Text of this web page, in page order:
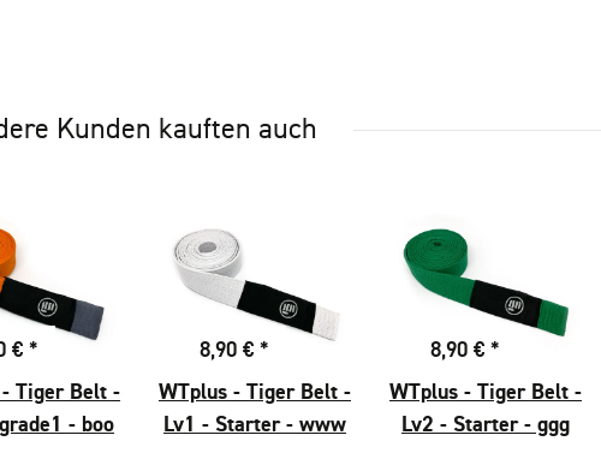
Kunden kauften auch
€ *
Tiger Belt -
- boo
8,90 € *
WTplus - Tiger Belt -
Lv1 - Starter - www
8,90 € *
WTplus - Tiger Belt -
Lv2 - Starter - ggg